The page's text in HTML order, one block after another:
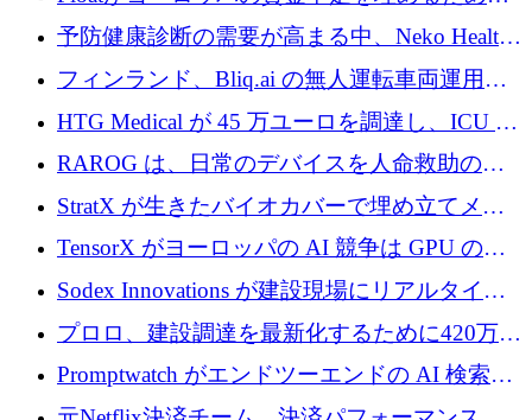
シリーズAで450万ユーロを調達
予防健康診断の需要が高まる中、Neko Health
が 7 億ドルを調達
フィンランド、Bliq.ai の無人運転車両運用を
認可
HTG Medical が 45 万ユーロを調達し、ICU の
尿モニタリングを自動化するための MDR 認
証を獲得
RAROG は、日常のデバイスを人命救助の救
助ビーコンに変えるために 16 万 2,000 ユーロ
StratX が生きたバイオカバーで埋め立てメタ
ン対策に 119 万ドルを調達
TensorX がヨーロッパの AI 競争は GPU の所
有者によって決まると考える理由
Sodex Innovations が建設現場にリアルタイム
のインテリジェンスをもたらすために 400 万
ユーロを確保
プロロ、建設調達を最新化するために420万ポ
ンドを調達
Promptwatch がエンドツーエンドの AI 検索最
適化プラットフォームを拡張するために 600